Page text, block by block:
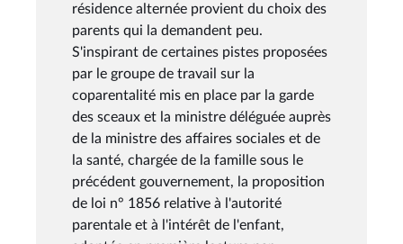
résidence alternée provient du choix des
parents qui la demandent peu.
S'inspirant de certaines pistes proposées
par le groupe de travail sur la
coparentalité mis en place par la garde
des sceaux et la ministre déléguée auprès
de la ministre des affaires sociales et de
la santé, chargée de la famille sous le
précédent gouvernement, la proposition
de loi n° 1856 relative à l'autorité
parentale et à l'intérêt de l'enfant,